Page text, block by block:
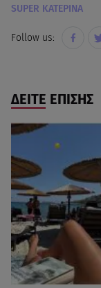
SUPER ΚΑΤΕΡΙΝΑ
Follow us:
ΔΕΙΤΕ ΕΠΙΣΗΣ